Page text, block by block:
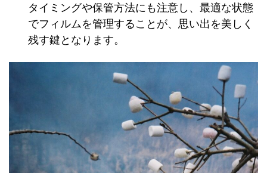
タイミングや保管方法にも注意し、最適な状態
でフィルムを管理することが、思い出を美しく
残す鍵となります。